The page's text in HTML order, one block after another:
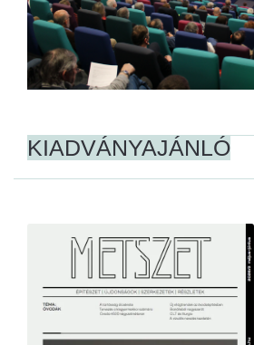
KIADVÁNYAJÁNLÓ